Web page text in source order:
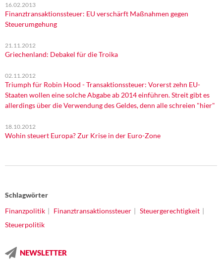
16.02.2013
Finanztransaktionssteuer: EU verschärft Maßnahmen gegen
Steuerumgehung
21.11.2012
Griechenland: Debakel für die Troika
02.11.2012
Triumph für Robin Hood - Transaktionssteuer: Vorerst zehn EU-
Staaten wollen eine solche Abgabe ab 2014 einführen. Streit gibt es
allerdings über die Verwendung des Geldes, denn alle schreien "hier"
18.10.2012
Wohin steuert Europa? Zur Krise in der Euro-Zone
Schlagwörter
Finanzpolitik
Finanztransaktionssteuer
Steuergerechtigkeit
Steuerpolitik
NEWSLETTER